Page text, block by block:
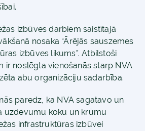
izbūves darbiem saistītajā
nosaka “Ārējās sauszemes
izbūves likums”. Atbilstoši
ir noslēgta vienošanās starp NVA
abu organizāciju sadarbība.
paredz, ka NVA sagatavo un
uzdevumu koku un krūmu
infrastruktūras izbūvei